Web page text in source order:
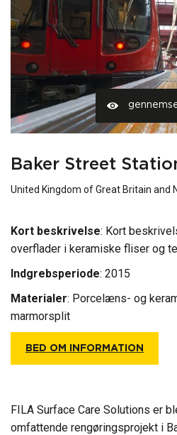
Baker Street
United Kingdom of Great Britain and
Kort beskrivelse: Kort
overflader i keramiske fliser og
Indgrebsperiode: 2015
Materialer: Porcelæns- og
marmorsplit
BED OM INFORMATION
FILA Surface Care Solutions er
omfattende rengøringsprojekt i